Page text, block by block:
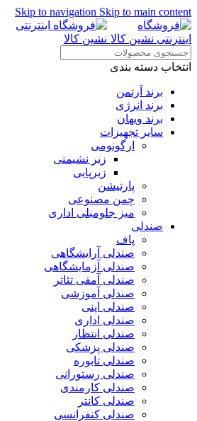
Skip to navigation Skip to main content
انتخاب دسته بندی
برند آرتمن
برند انرژی
برند ویهان
سایر تجهیزات
ارگونومی
زیر نشیمنی
زیرپایی
پارتیشن
چمن مصنوعی
میز جلومبلی اداری
صندلی
پاف
صندلی آرایشگاهی
صندلی آزمایشگاهی
صندلی آمفی تئاتر
صندلی آموزشی
صندلی اپنی
صندلی اداری
صندلی انتظار
صندلی پزشکی
صندلی تابوره
صندلی رستورانی
صندلی کارمندی
صندلی کانتر
صندلی کنفرانسی